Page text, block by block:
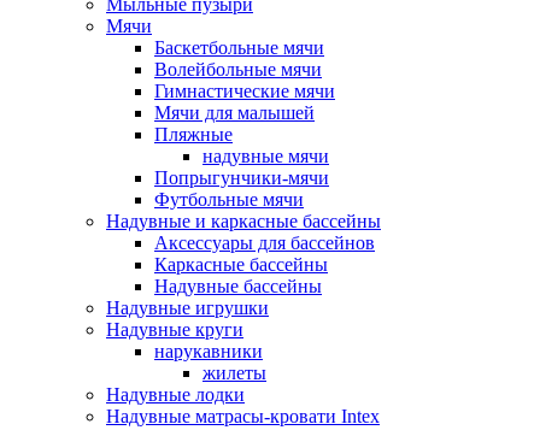
Мыльные пузыри
Мячи
Баскетбольные мячи
Волейбольные мячи
Гимнастические мячи
Мячи для малышей
Пляжные
надувные мячи
Попрыгунчики-мячи
Футбольные мячи
Надувные и каркасные бассейны
Аксессуары для бассейнов
Каркасные бассейны
Надувные бассейны
Надувные игрушки
Надувные круги
нарукавники
жилеты
Надувные лодки
Надувные матрасы-кровати Intex